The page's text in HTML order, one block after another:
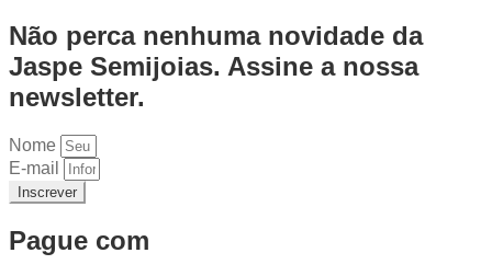
Não perca nenhuma novidade da
Jaspe Semijoias. Assine a nossa
newsletter.
Nome
E-mail
Inscrever
Pague com